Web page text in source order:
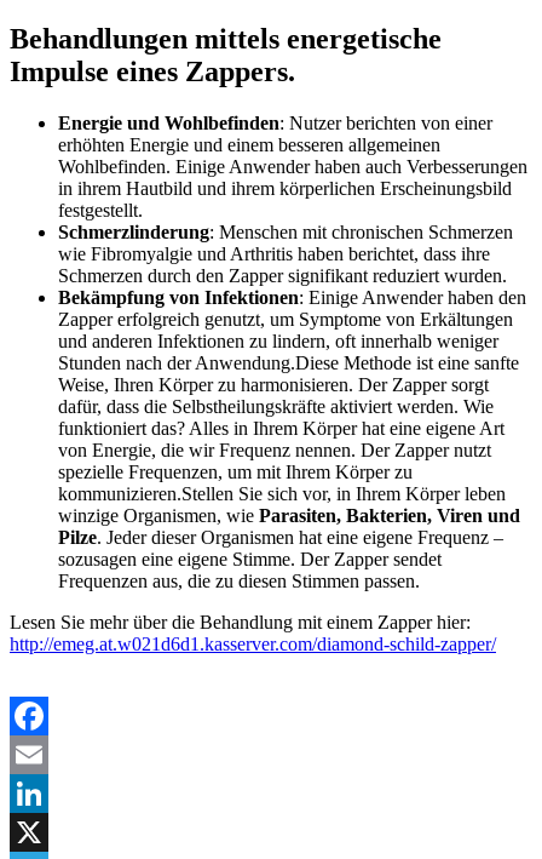
Behandlungen mittels energetische
Impulse eines Zappers.
Energie und Wohlbefinden: Nutzer berichten von einer
erhöhten Energie und einem besseren allgemeinen
Wohlbefinden. Einige Anwender haben auch Verbesserungen
in ihrem Hautbild und ihrem körperlichen Erscheinungsbild
festgestellt​.
Schmerzlinderung: Menschen mit chronischen Schmerzen
wie Fibromyalgie und Arthritis haben berichtet, dass ihre
Schmerzen durch den Zapper signifikant reduziert wurden​​.
Bekämpfung von Infektionen: Einige Anwender haben den
Zapper erfolgreich genutzt, um Symptome von Erkältungen
und anderen Infektionen zu lindern, oft innerhalb weniger
Stunden nach der Anwendung​​.Diese Methode ist eine sanfte
Weise, Ihren Körper zu harmonisieren. Der Zapper sorgt
dafür, dass die Selbstheilungskräfte aktiviert werden. Wie
funktioniert das? Alles in Ihrem Körper hat eine eigene Art
von Energie, die wir Frequenz nennen. Der Zapper nutzt
spezielle Frequenzen, um mit Ihrem Körper zu
kommunizieren.Stellen Sie sich vor, in Ihrem Körper leben
winzige Organismen, wie Parasiten, Bakterien, Viren und
Pilze. Jeder dieser Organismen hat eine eigene Frequenz –
sozusagen eine eigene Stimme. Der Zapper sendet
Frequenzen aus, die zu diesen Stimmen passen.
Lesen Sie mehr über die Behandlung mit einem Zapper hier:
http://emeg.at.w021d6d1.kasserver.com/diamond-schild-zapper/
Facebook
Email
LinkedIn